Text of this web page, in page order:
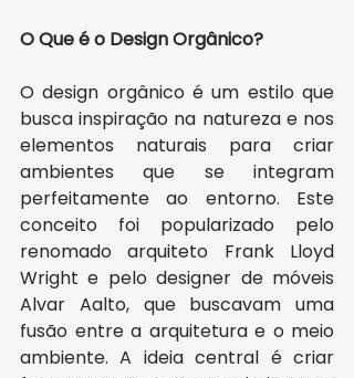
O Que é o Design Orgânico?
O design orgânico é um estilo que
busca inspiração na natureza e nos
elementos naturais para criar
ambientes que se integram
perfeitamente ao entorno. Este
conceito foi popularizado pelo
renomado arquiteto Frank Lloyd
Wright e pelo designer de móveis
Alvar Aalto, que buscavam uma
fusão entre a arquitetura e o meio
ambiente. A ideia central é criar